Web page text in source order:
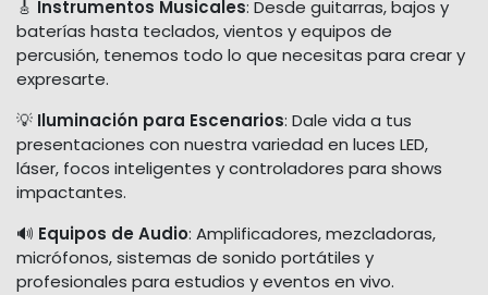
🎸 Instrumentos Musicales: Desde guitarras, bajos y
baterías hasta teclados, vientos y equipos de
percusión, tenemos todo lo que necesitas para crear y
expresarte.
💡 Iluminación para Escenarios: Dale vida a tus
presentaciones con nuestra variedad en luces LED,
láser, focos inteligentes y controladores para shows
impactantes.
🔊 Equipos de Audio: Amplificadores, mezcladoras,
micrófonos, sistemas de sonido portátiles y
profesionales para estudios y eventos en vivo.